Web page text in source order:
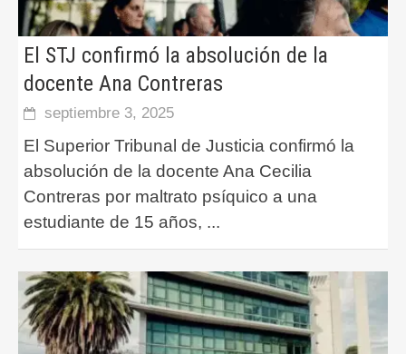
El STJ confirmó la absolución de la
docente Ana Contreras
septiembre 3, 2025
El Superior Tribunal de Justicia confirmó la
absolución de la docente Ana Cecilia
Contreras por maltrato psíquico a una
estudiante de 15 años, ...